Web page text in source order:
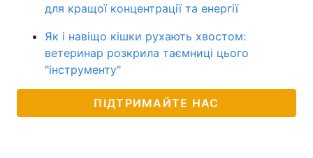
для кращої концентрації та енергії
Як і навіщо кішки рухають хвостом:
ветеринар розкрила таємниці цього
"інструменту"
ПІДТРИМАЙТЕ НАС